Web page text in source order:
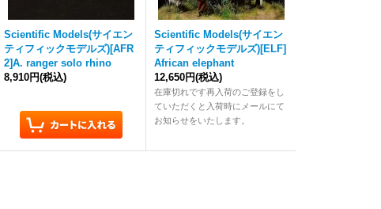
Scientific Models(サイエン
ティフィックモデルズ)[AFR
2]A. ranger solo rhino
8,910円(税込)
Scientific Models(サイエン
ティフィックモデルズ)[ELF]
African elephant
12,650円(税込)
在庫切れです再入荷のご登録をし
ていただくと入荷時にメールにて
お知らせをいたします。